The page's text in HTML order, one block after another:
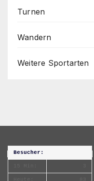
Turnen
Wandern
Weitere Sportarten
Besucher: